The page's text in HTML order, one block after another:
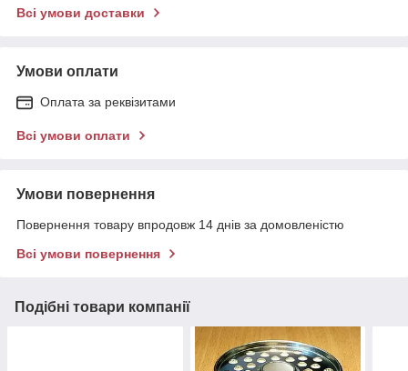
Всі умови доставки
Умови оплати
Оплата за реквізитами
Всі умови оплати
Умови повернення
Повернення товару впродовж 14 днів за домовленістю
Всі умови повернення
Подібні товари компанії